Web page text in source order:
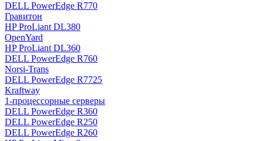
DELL PowerEdge R770
Гравитон
HP ProLiant DL380
OpenYard
HP ProLiant DL360
DELL PowerEdge R760
Norsi-Trans
DELL PowerEdge R7725
Kraftway
1-процессорные серверы
DELL PowerEdge R360
DELL PowerEdge R250
DELL PowerEdge R260